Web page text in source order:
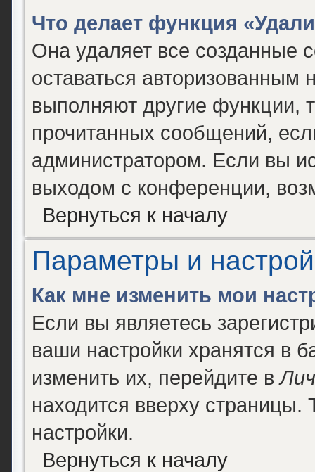
Что делает функция
Она удаляет все созданные
оставаться авторизованным
выполняют другие функции,
прочитанных сообщений,
администратором. Если вы
выходом с конференции,
Вернуться к началу
Параметры и
Как мне изменить мои
Если вы являетесь
ваши настройки хранятся в
изменить их, перейдите в
находится вверху
настройки.
Вернуться к началу